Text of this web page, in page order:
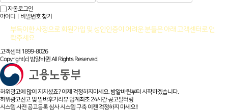
자동로그인
아이디ㅣ비밀번호 찾기
부득이한 사정으로 회원가입 및 성인인증이 어려운 분들은 아래 고객센터로 연
락주세요
고객센터 1899-8026
Copyright(c) 밤알바퀸 All Rights Reserved.
허위광고에 많이 지치셨죠? 이제 걱정하지마세요. 밤알바퀸부터 시작하겠습니다.
허위광고신고 및 알바후기리뷰 업계최초 24시간 공고필터링
시스템 사전 공고등록 심사 시스템 구축 이젠 걱정하지 마세요!!